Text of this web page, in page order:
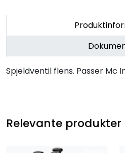
Spjeldventil flens. Passer Mc
Relevante produkter